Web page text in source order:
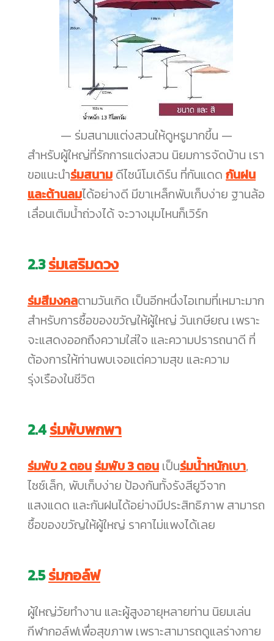
ร่มสนามแต่งสวนให้ดูหรูมากขึ้น
สำหรับผู้ใหญ่ที่รักการแต่งสวน นิยมการจัดบ้าน เรา
ขอแนะนำร่มสนาม ดีไซน์โมเดิร์น ที่กันแดด กันฝน
และต้านลมได้อย่างดี มีขาเหล็กพับเก็บง่าย ฐานล้อ
เลื่อนเติมน้ำถ่วงได้ จะวางมุมไหนก็เวิร์ก
2.3ร่มเสริมดวง
ร่มสีมงคลตามวันเกิด เป็นอีกหนึ่งไอเทมที่เหมาะมาก
สำหรับการซื้อของขวัญให้ผู้ใหญ่ วันเกษียณ เพราะ
จะแสดงออกถึงความใส่ใจ และความปรารถนาดี ที่
ต้องการให้ท่านพบเจอแต่ความสุข และความ
รุ่งเรืองในชีวิต
2.4ร่มพับพกพา
ร่มพับ 2 ตอนร่มพับ 3 ตอน เป็นร่มน้ำหนักเบา,
ไซซ์เล็ก, พับเก็บง่าย ป้องกันทั้งรังสียูวีจาก
แสงแดด และกันฝนได้อย่างมีประสิทธิภาพ สามารถ
ซื้อของขวัญให้ผู้ใหญ่ ราคาไม่แพงได้เลย
2.5ร่มกอล์ฟ
ผู้ใหญ่วัยทำงาน และผู้สูงอายุหลายท่าน นิยมเล่น
กีฬากอล์ฟเพื่อสุขภาพ เพราะสามารถดูแลร่างกาย